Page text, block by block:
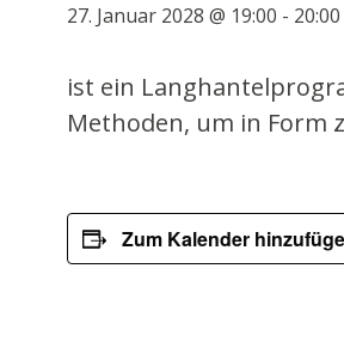
27. Januar 2028 @ 19:00 - 20:00
ist ein
Methoden, um in Form
Zum Kalender